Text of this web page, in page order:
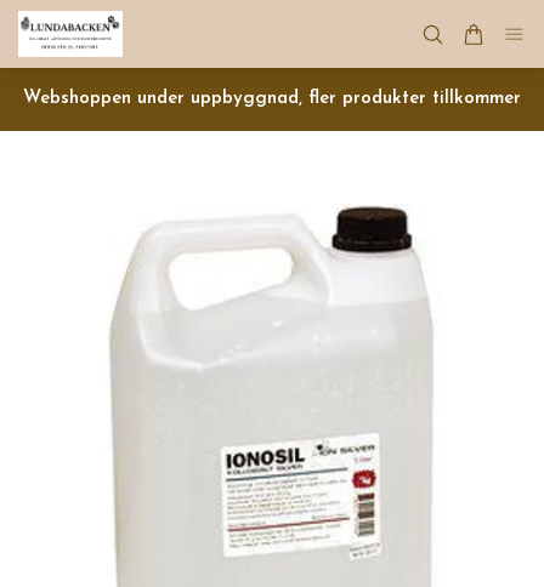
Webshoppen under uppbyggnad, fler produkter tillkommer